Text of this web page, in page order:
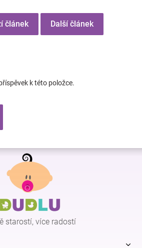
článek Další článek
k této položce.
starostí, více radostí